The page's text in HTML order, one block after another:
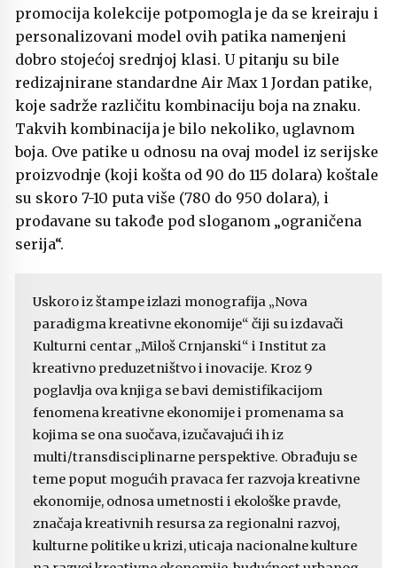
promocija kolekcije potpomogla je da se kreiraju i
personalizovani model ovih patika namenjeni
dobro stojećoj srednjoj klasi. U pitanju su bile
redizajnirane standardne Air Max 1 Jordan patike,
koje sadrže različitu kombinaciju boja na znaku.
Takvih kombinacija je bilo nekoliko, uglavnom
boja. Ove patike u odnosu na ovaj model iz serijske
proizvodnje (koji košta od 90 do 115 dolara) koštale
su skoro 7-10 puta više (780 do 950 dolara), i
prodavane su takođe pod sloganom „ograničena
serija“.
Uskoro iz štampe izlazi monografija „Nova
paradigma kreativne ekonomije“ čiji su izdavači
Kulturni centar „Miloš Crnjanski“ i Institut za
kreativno preduzetništvo i inovacije. Kroz 9
poglavlja ova knjiga se bavi demistifikacijom
fenomena kreativne ekonomije i promenama sa
kojima se ona suočava, izučavajući ih iz
multi/transdisciplinarne perspektive. Obrađuju se
teme poput mogućih pravaca fer razvoja kreativne
ekonomije, odnosa umetnosti i ekološke pravde,
značaja kreativnih resursa za regionalni razvoj,
kulturne politike u krizi, uticaja nacionalne kulture